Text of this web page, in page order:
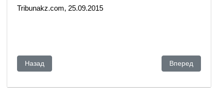
Tribunakz.com, 25.09.2015
Предыдущий: «Один пояс, один путь» Китая в
Назад Следующий:
Вперед